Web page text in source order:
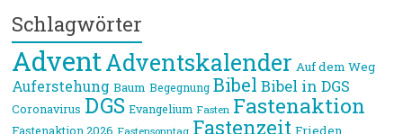
Schlagwörter
AdventAdventskalender Auf dem Weg
Auferstehung Baum Begegnung Bibel Bibel in DGS
Coronavirus DGS Evangelium Fasten Fastenaktion
Fastenaktion 2026 Fastensonntag Fastenzeit Frieden